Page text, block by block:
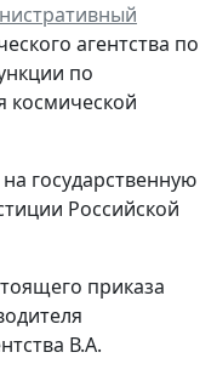
агентства по
по
космической
государственную
Российской
приказа
В.А.